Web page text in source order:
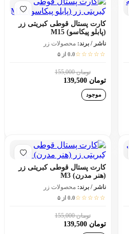
کارت پستال قوطی کبریتی زر
(پابلو پیکاسو) M15
ناشر / برند: محصولات زر
☆☆☆☆☆0.0 از ۵
تومان 155,000
تومان 139,500
موجود
کارت پستال قوطی کبریتی زر
(هنر مدرن) M3
ناشر / برند: محصولات زر
☆☆☆☆☆0.0 از ۵
تومان 155,000
تومان 139,500